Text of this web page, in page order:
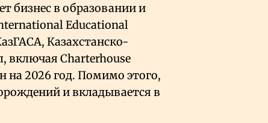
бизнес в образовании и
Educational
Казахстанско-
включая Charterhouse
на 2026 год. Помимо этого,
и вкладывается в